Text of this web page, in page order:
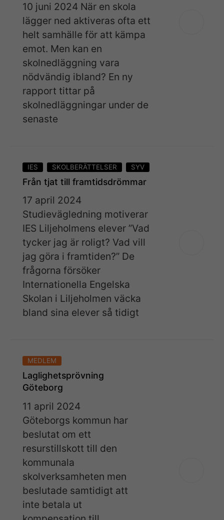
10 juni 2024 När en skola
lägger ned aktiveras ofta ett
helt samhälle för att kämpa
emot. Men kan en
skolnedläggning vara
nödvändig ibland? En ny
rapport tittar på
skolnedläggningar under de
senaste
IES SKOLBERÄTTELSER SYV
Från tjat till framtidsdrömmar
17 april 2024
Studievägledning motiverar
IES Liljeholmens elever ”Vad
tycker jag är roligt? Vad vill
jag göra i framtiden?” De
frågorna försöker
Internationella Engelska
Skolan i Liljeholmen väcka
bland sina elever så tidigt
MEDLEM
Laglighetsprövning
Göteborg
11 april 2024
Göteborgs kommun har
beslutat om ett
resurstillskott till den
kommunala
skolverksamheten men
beslutade samtidigt att
inte betala ut